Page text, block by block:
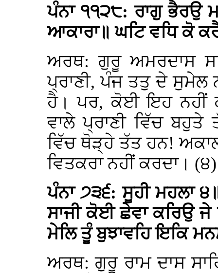
ਪੰਨਾ ੧੧੨੮: ਰਾਗੁ ਭੈਰਉ
ਆਕਾਰਾ॥ ਘਟਿ ਵਧਿ ਕੋ
ਅਰਥ: ਗੁਰੂ ਅਮਰਦਾਸ
ਪ੍ਰਾਣੀ, ਪੰਜ ਤਤੁ ਦੇ ਸੁਮੇਲ
ਹੈ। ਪਰ, ਕੋਈ ਇਹ ਨਹੀਂ
ਵਾਲੇ ਪ੍ਰਾਣੀ ਵਿੱਚ
ਵਿੱਚ ਥੋੜ੍ਹੇ ਤੱਤ ਹਨ!
ਵਿਤਕਰਾ ਨਹੀਂ ਕਰਦਾ। (੪)
ਪੰਨਾ ੭੩੬: ਸੂਹੀ ਮਹਲਾ
ਸਾਜੀ ਕੋਈ ਛੇਵਾ ਕਰਿਉ
ਮੇਲਿ ਤੂੰ ਬੁਝਾਵਹਿ ਇਕਿ
ਅਰਥ: ਗੁਰੂ ਰਾਮ ਦਾਸ